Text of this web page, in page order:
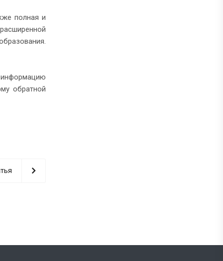
полная и
информацию
обратной